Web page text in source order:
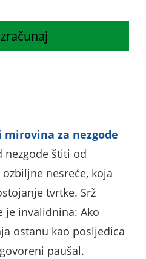
za nezgode
nezgode štiti od
nesreće, koja
tvrtke. Srž
je invalidnina: Ako
ostanu kao posljedica
paušal.